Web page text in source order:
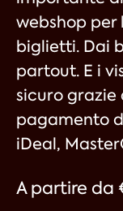
webshop
biglietti. Dai
partout. E i
sicuro
pagamento
iDeal,
A partire da